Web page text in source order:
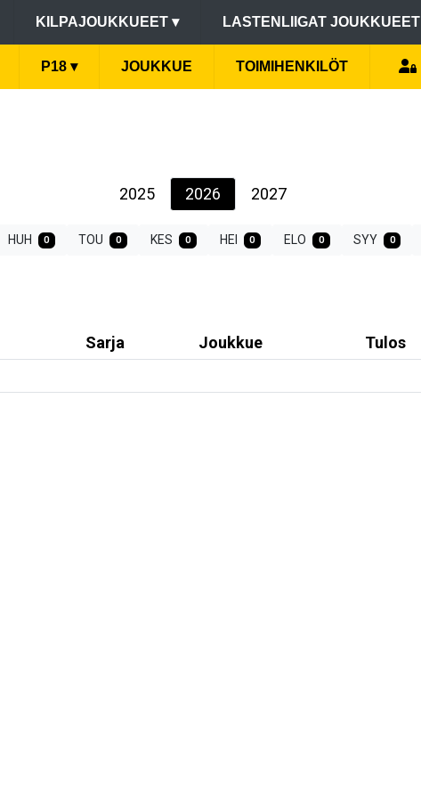
KILPAJOUKKUEET ▾ LASTENLIIGAT JOUKKUEET
P18 ▾ JOUKKUE TOIMIHENKILÖT
2025 2026 2027
HUH 0 TOU 0 KES 0 HEI 0 ELO 0 SYY 0
Sarja Joukkue
Tulos